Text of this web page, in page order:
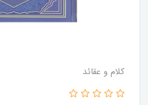
کلام و عقائد